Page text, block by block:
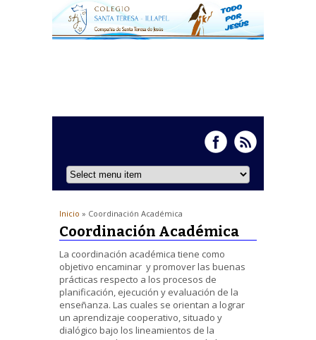
Inicio » Coordinación Académica
Coordinación Académica
La coordinación académica tiene como
objetivo encaminar y promover las buenas
prácticas respecto a los procesos de
planificación, ejecución y evaluación de la
enseñanza. Las cuales se orientan a lograr
un aprendizaje cooperativo, situado y
dialógico bajo los lineamientos de la